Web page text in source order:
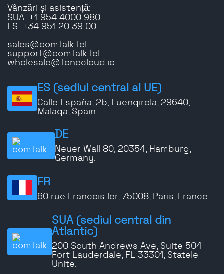
Vânzări și asistență:
SUA: +1 954 4000 980
ES: +34 951 20 39 00
sales@comtalk.tel
support@comtalk.tel
wholesale@fonecloud.io
ES (sediul central al UE)
Calle España, 2b, Fuengirola, 29640,
Malaga, Spain.
DE
Neuer Wall 80, 20354, Hamburg,
Germany.
FR
60 rue Francois ler, 75008, Paris, France.
SUA (sediul central din
Atlantic)
200 South Andrews Ave, Suite 504
Fort Lauderdale, FL 33301, Statele
Unite.